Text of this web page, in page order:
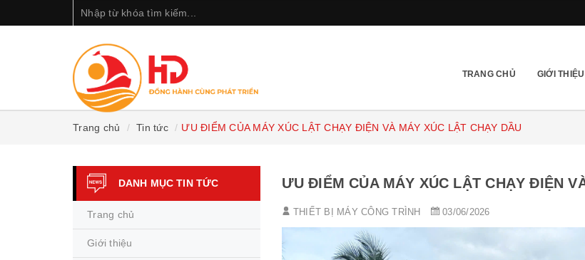
TRANG CHỦ GIỚI THIỆU
Trang chủ Tin tức ƯU ĐIỂM CỦA MÁY XÚC LẬT CHẠY ĐIỆN VÀ MÁY XÚC LẬT CHẠY DẦU
ƯU ĐIỂM CỦA MÁY XÚC LẬT CHẠY ĐIỆN
THIẾT BỊ MÁY CÔNG TRÌNH 03/06/2026
DANH MỤC TIN TỨC
Trang chủ
Giới thiệu